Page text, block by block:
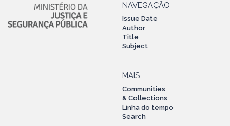
NAVEGAÇÃO
Issue Date
Author
Title
Subject
MAIS
Communities
& Collections
Linha do tempo
Search